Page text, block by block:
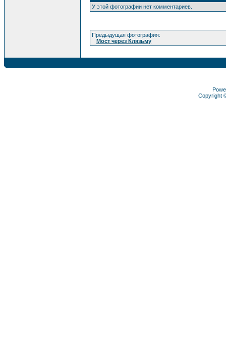
У этой фотографии нет комментариев.
Предыдущая фотография:
Мост через Клязьму
Copyright